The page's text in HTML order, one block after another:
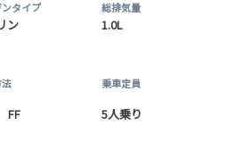
タイプ
ン
総排気量
1.0L
FF
乗車定員
5人乗り